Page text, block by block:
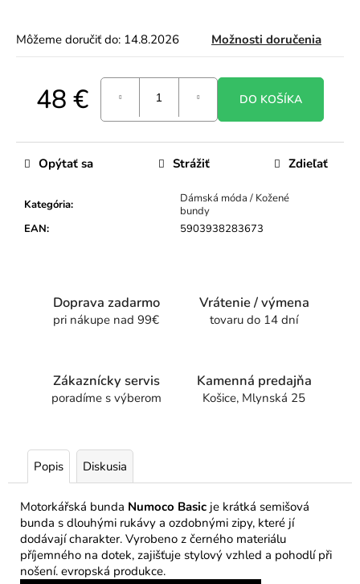
Môžeme doručiť do: 14.8.2026 Možnosti doručenia
48 € DO KOŠÍKA
Kategória:
Dámská móda / Kožené
bundy
EAN: 5903938283673
Opýtať sa Strážiť Zdieľať
Doprava zadarmo
pri nákupe nad 99€
Vrátenie / výmena
tovaru do 14 dní
Zákaznícky servis
poradíme s výberom
Kamenná predajňa
Košice, Mlynská 25
Popis Diskusia
Motorkářská bunda Numoco Basic je krátká semišová
bunda s dlouhými rukávy a ozdobnými zipy, které jí
dodávají charakter. Vyrobeno z černého materiálu
příjemného na dotek, zajišťuje stylový vzhled a pohodlí při
nošení. evropská produkce.
e